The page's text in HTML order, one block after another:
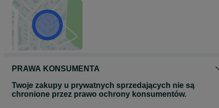
PRAWA KONSUMENTA
Twoje zakupy u prywatnych sprzedających nie są
chronione przez prawo ochrony konsumentów.